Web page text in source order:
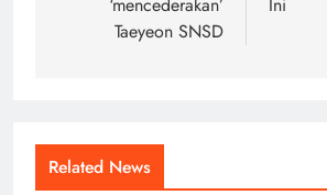
Taeyeon SNSD
Related News